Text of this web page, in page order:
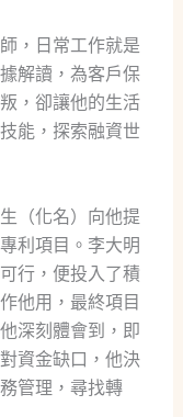
，日常工作就是
解讀，為客戶保
，卻讓他的生活
能，探索融資世
（化名）向他提
利項目。李大明
行，便投入了積
他用，最終項目
深刻體會到，即
資金缺口，他決
管理，尋找轉